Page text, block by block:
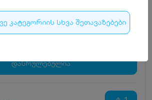
კატეგორიის სხვა შეთავაზებები
20₾
280₾
0 ₾
0 ₾
დასრულებულია